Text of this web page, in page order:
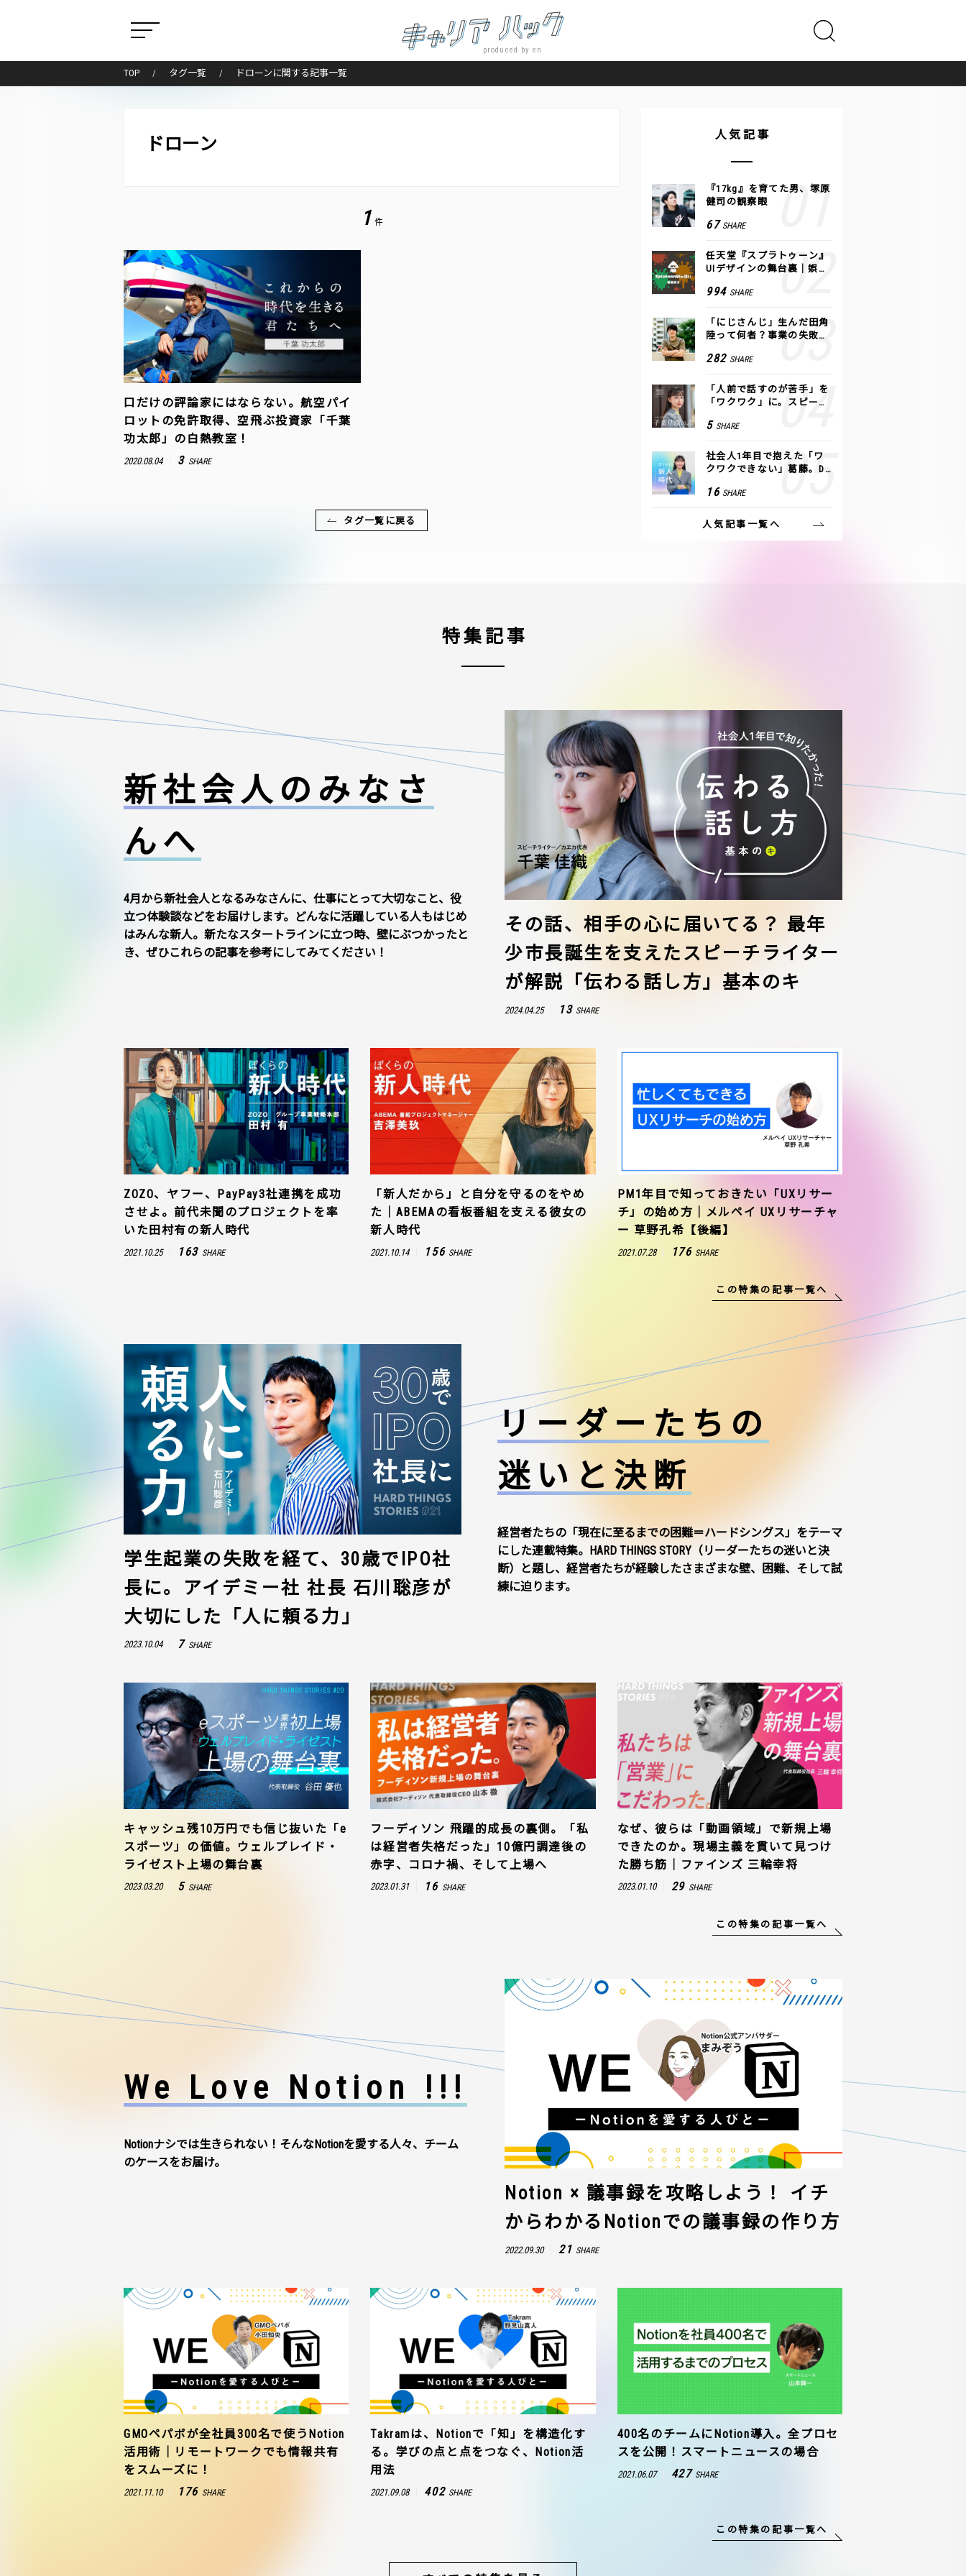
produced by en
TOP タグ一覧 ドローンに関する記事一覧
ドローン
1 件
口だけの評論家にはならない。航空パイ
ロットの免許取得、空飛ぶ投資家「千葉
功太郎」の白熱教室！
2020.08.04 3 SHARE
タグ一覧に戻る
人気記事
『17kg』を育てた男、塚原
健司の観察眼
67 SHARE
任天堂『スプラトゥーン』
UIデザインの舞台裏｜娯楽
994 SHARE
「にじさんじ」生んだ田角
陸って何者？事業の失敗
COLOR
282 SHARE
「人前で話すのが苦手」を
「ワクワク」に。スピーチ
方トレーニング」に込めた
5 SHARE
社会人1年目で抱えた「ワ
クワクできない」葛藤。De
つけた、私の生きる道
16 SHARE
人気記事一覧へ
特集記事
新社会人のみなさ
んへ
4月から新社会人となるみなさんに、仕事にとって大切なこと、役
立つ体験談などをお届けします。どんなに活躍している人もはじめ
はみんな新人。新たなスタートラインに立つ時、壁にぶつかったと
き、ぜひこれらの記事を参考にしてみてください！
その話、相手の心に届いてる？ 最年
少市長誕生を支えたスピーチライター
が解説「伝わる話し方」基本のキ
2024.04.25 13 SHARE
ZOZO、ヤフー、PayPay3社連携を成功
させよ。前代未聞のプロジェクトを率
いた田村有の新人時代
2021.10.25 163 SHARE
「新人だから」と自分を守るのをやめ
た｜ABEMAの看板番組を支える彼女の
新人時代
2021.10.14 156 SHARE
PM1年目で知っておきたい「UXリサー
チ」の始め方｜メルペイ UXリサーチャ
ー 草野孔希【後編】
2021.07.28 176 SHARE
この特集の記事一覧へ
リーダーたちの
迷いと決断
経営者たちの「現在に至るまでの困難＝ハードシングス」をテーマ
にした連載特集。HARD THINGS STORY（リーダーたちの迷いと決
断）と題し、経営者たちが経験したさまざまな壁、困難、そして試
練に迫ります。
学生起業の失敗を経て、30歳でIPO社
長に。アイデミー社 社長 石川聡彦が
大切にした「人に頼る力」
2023.10.04 7 SHARE
キャッシュ残10万円でも信じ抜いた「e
スポーツ」の価値。ウェルプレイド・
ライゼスト上場の舞台裏
2023.03.20 5 SHARE
フーディソン 飛躍的成長の裏側。「私
は経営者失格だった」10億円調達後の
赤字、コロナ禍、そして上場へ
2023.01.31 16 SHARE
なぜ、彼らは「動画領域」で新規上場
できたのか。現場主義を貫いて見つけ
た勝ち筋｜ファインズ 三輪幸将
2023.01.10 29 SHARE
この特集の記事一覧へ
We Love Notion !!!
Notionナシでは生きられない！そんなNotionを愛する人々、チーム
のケースをお届け。
Notion × 議事録を攻略しよう！ イチ
からわかるNotionでの議事録の作り方
2022.09.30 21 SHARE
GMOペパボが全社員300名で使うNotion
活用術｜リモートワークでも情報共有
をスムーズに！
2021.11.10 176 SHARE
Takramは、Notionで「知」を構造化す
る。学びの点と点をつなぐ、Notion活
用法
2021.09.08 402 SHARE
400名のチームにNotion導入。全プロセ
スを公開！スマートニュースの場合
2021.06.07 427 SHARE
この特集の記事一覧へ